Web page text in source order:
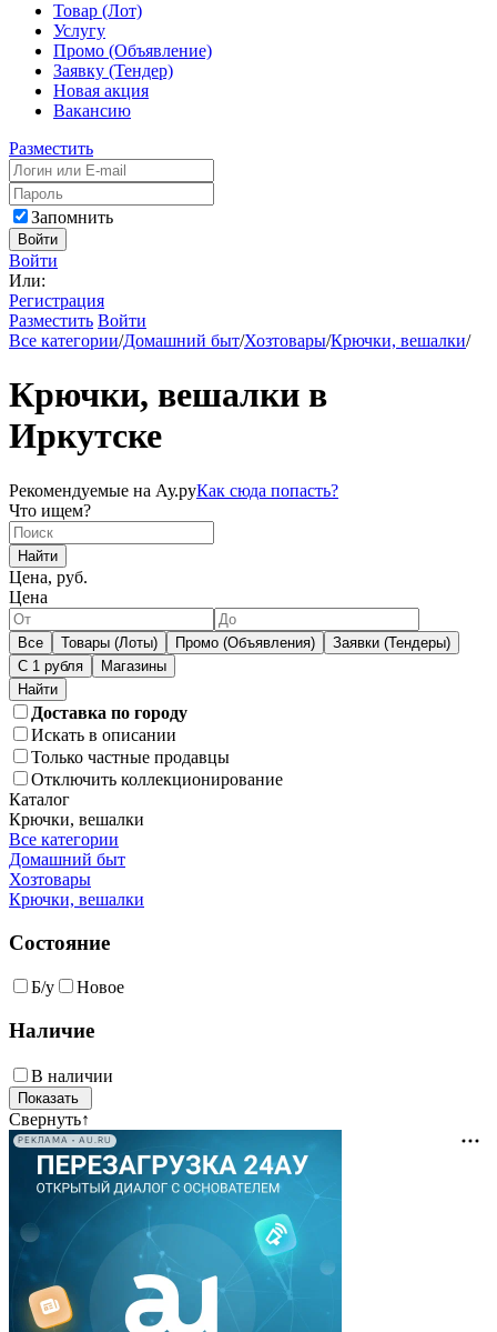
Товар (Лот)
Услугу
Промо (Объявление)
Заявку (Тендер)
Новая акция
Вакансию
Разместить
Запомнить
Войти
Войти
Или:
Регистрация
Разместить Войти
Все категории/Домашний быт/Хозтовары/Крючки, вешалки/
Крючки, вешалки в
Иркутске
Рекомендуемые на Ау.руКак сюда попасть?
Что ищем?
Найти
Цена, руб.
Цена
Все Товары (Лоты) Промо (Объявления)
Заявки (Тендеры)
С 1 рубля
Магазины
Доставка по городу
Искать в описании
Только частные продавцы
Отключить коллекционирование
Каталог
Крючки, вешалки
Все категории
Домашний быт
Хозтовары
Крючки, вешалки
Состояние
Б/у Новое
Наличие
В наличии
Свернуть↑
РЕКЛАМА • AU.RU